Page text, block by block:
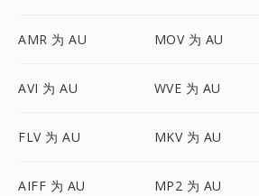
AMR 为 AU MOV 为 AU
AVI 为 AU WVE 为 AU
FLV 为 AU MKV 为 AU
AIFF 为 AU MP2 为 AU